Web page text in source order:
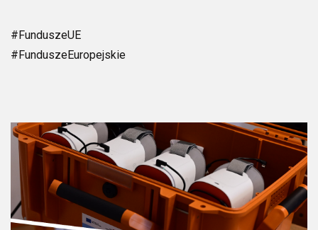
#FunduszeUE
#FunduszeEuropejskie